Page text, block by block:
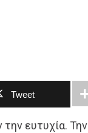
Tweet
την ευτυχία. Την